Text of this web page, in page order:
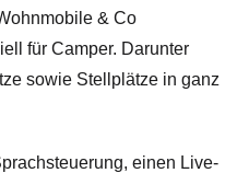
& Co
für Camper. Darunter
sowie Stellplätze in ganz
einen Live-